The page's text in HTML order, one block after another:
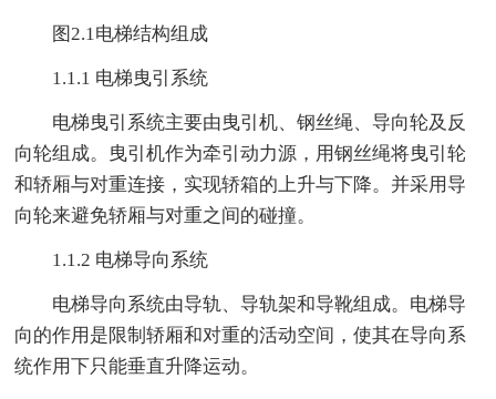
图2.1电梯结构组成
1.1.1 电梯曳引系统
电梯曳引系统主要由曳引机、钢丝绳、导向轮及反
向轮组成。曳引机作为牵引动力源，用钢丝绳将曳引轮
和轿厢与对重连接，实现轿箱的上升与下降。并采用导
向轮来避免轿厢与对重之间的碰撞。
1.1.2 电梯导向系统
电梯导向系统由导轨、导轨架和导靴组成。电梯导
向的作用是限制轿厢和对重的活动空间，使其在导向系
统作用下只能垂直升降运动。